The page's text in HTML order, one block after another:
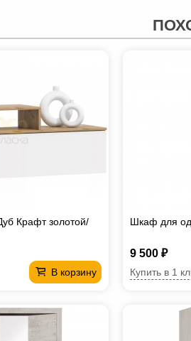
Крафт золотой/
В корзину
Шкаф для
9 500 ₽
Купить в 1